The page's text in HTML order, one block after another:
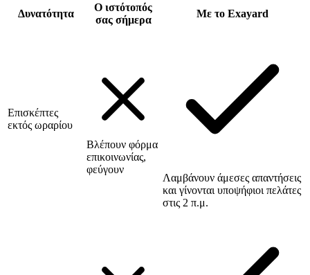
Δυνατότητα
Ο ιστότοπός
σας σήμερα
Με το Exayard
Επισκέπτες
εκτός ωραρίου
Βλέπουν φόρμα
επικοινωνίας,
φεύγουν
Λαμβάνουν άμεσες απαντήσεις
και γίνονται υποψήφιοι πελάτες
στις 2 π.μ.